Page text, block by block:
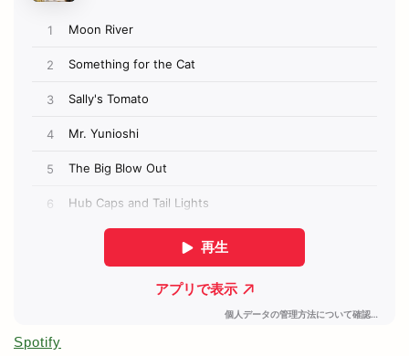
Spotify